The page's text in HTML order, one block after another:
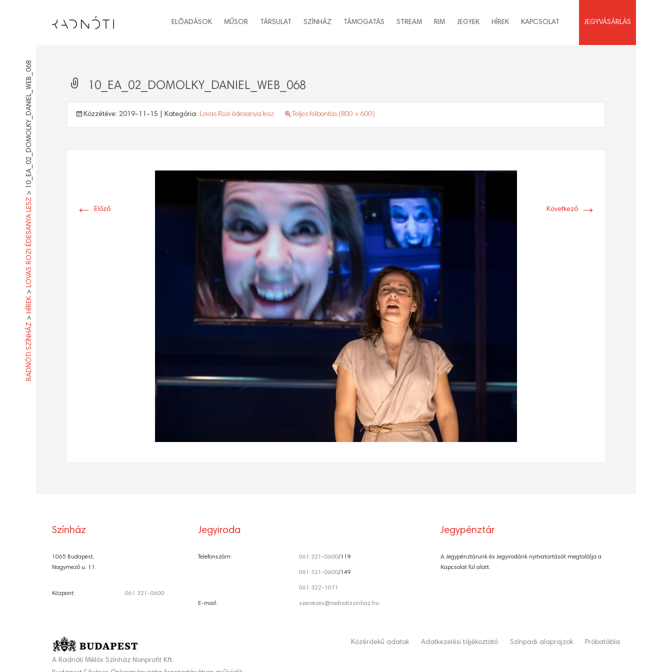
ELŐADÁSOK MŰSOR TÁRSULAT SZÍNHÁZ TÁMOGATÁS STREAM RIM JEGYEK HÍREK KAPCSOLAT JEGYVÁSÁRLÁS
RADNÓTI SZÍNHÁZ
>
HÍREK
>
LOVAS ROZI ÉDESANYA LESZ
>
10_EA_02_DOMOLKY_DANIEL_WEB_068 10_EA_02_DOMOLKY_DANIEL_WEB_068
Közzétéve: 2019-11-15 | Kategória: Lovas Rozi édesanya lesz Teljes felbontás (800 × 600)
← Előző Következő →
Színház
1065 Budapest,
Nagymező u. 11.
Központ: 061 321-0600
Jegyiroda
Telefonszám: 061 321-0600/119
061 321-0600/149
061 322-1071
E-mail: szervezes@radnotiszinhaz.hu
Jegypénztár
A Jegypénztárunk és Jegyirodánk nyitvatartását megtalálja a
Kapcsolat fül alatt.
A Radnóti Miklós Színház Nonprofit Kft.
Közérdekű adatok Adatkezelési tájékoztató Színpadi alaprajzok Próbatábla